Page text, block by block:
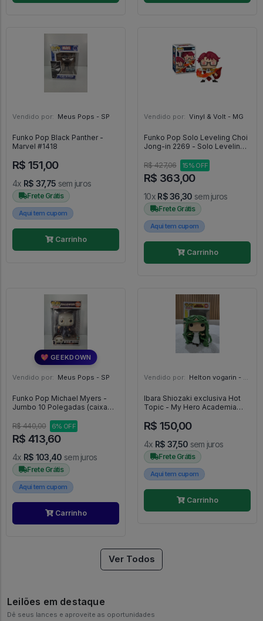
Vendido por: Meus Pops - SP
Funko Pop Black Panther -
Marvel #1418
R$ 151,00
4x R$ 37,75 sem juros
Frete Grátis
Aqui tem cupom
Carrinho
Vendido por: Vinyl & Volt - MG
Funko Pop Solo Leveling Choi
Jong-in 2269 - Solo Leveling
R$ 427,06
15% OFF
R$ 363,00
10x R$ 36,30 sem juros
Frete Grátis
Aqui tem cupom
Carrinho
💖 GEEKDOWN
Vendido por: Meus Pops - SP
Funko Pop Michael Myers -
Jumbo 10 Polegadas (caixa
R$ 440,00
6% OFF
R$ 413,60
4x R$ 103,40 sem juros
Frete Grátis
Aqui tem cupom
Carrinho
Vendido por: Helton vogarin - SP
Ibara Shiozaki exclusiva Hot
Topic - My Hero Academia
R$ 150,00
4x R$ 37,50 sem juros
Frete Grátis
Aqui tem cupom
Carrinho
Ver Todos
Leilões em destaque
Dê seus lances e aproveite as oportunidades